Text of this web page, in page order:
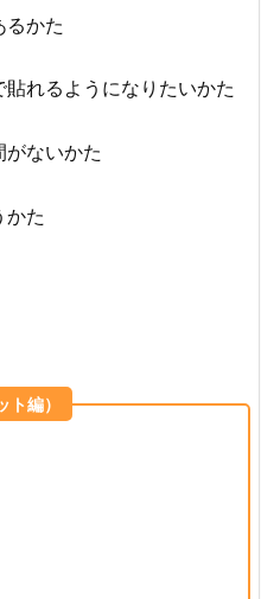
かた
れるようになりたいかた
ないかた
た
編）